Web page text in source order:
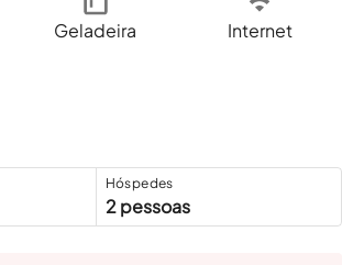
Geladeira
Internet
Hóspedes
2 pessoas